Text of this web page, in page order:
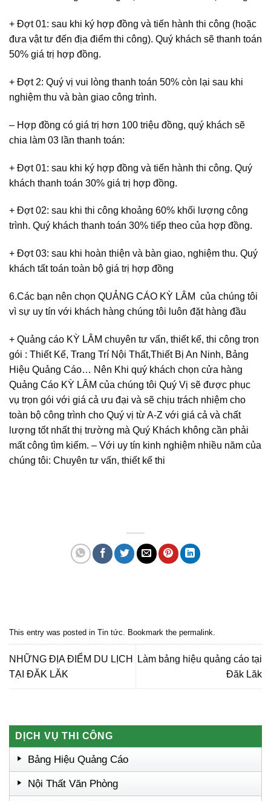
+ Đợt 01: sau khi ký hợp đồng và tiến hành thi công (hoặc
đưa vật tư đến địa điểm thi công). Quý khách sẽ thanh toán
50% giá trị hợp đồng.
+ Đợt 2: Quý vị vui lòng thanh toán 50% còn lại sau khi
nghiệm thu và bàn giao công trình.
– Hợp đồng có giá trị hơn 100 triệu đồng, quý khách sẽ
chia làm 03 lần thanh toán:
+ Đợt 01: sau khi ký hợp đồng và tiến hành thi công. Quý
khách thanh toán 30% giá trị hợp đồng.
+ Đợt 02: sau khi thi công khoảng 60% khối lượng công
trình. Quý khách thanh toán 30% tiếp theo của hợp đồng.
+ Đợt 03: sau khi hoàn thiện và bàn giao, nghiệm thu. Quý
khách tất toán toàn bộ giá trị hợp đồng
6.Các bạn nên chọn QUẢNG CÁO KỲ LÂM của chúng tôi
vì sự uy tín với khách hàng chúng tôi luôn đặt hàng đầu
+ Quảng cáo KỲ LÂM chuyên tư vấn, thiết kế, thi công trọn
gói : Thiết Kế, Trang Trí Nội Thất,Thiết Bị An Ninh, Bảng
Hiệu Quảng Cáo… Nên Khi quý khách chọn cửa hàng
Quảng Cáo KỲ LÂM của chúng tôi Quý Vị sẽ được phục
vụ trọn gói với giá cả ưu đại và sẽ chịu trách nhiệm cho
toàn bộ công trình cho Quý vị từ A-Z với giá cả và chất
lượng tốt nhất thị trường mà Quý Khách không cần phải
mất công tìm kiếm. – Với uy tín kinh nghiệm nhiều năm của
chúng tôi: Chuyên tư vấn, thiết kế thi
This entry was posted in Tin tức . Bookmark the permalink
NHỮNG ĐỊA ĐIỂM DU LỊCH
TẠI ĐĂK LĂK
Làm bảng hiệu quảng cáo tại
Đăk Lăk
DỊCH VỤ THI CÔNG
Bảng Hiệu Quảng Cáo
Nội Thất Văn Phòng